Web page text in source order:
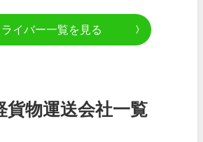
ライバー一覧を見る
貨物運送会社一覧